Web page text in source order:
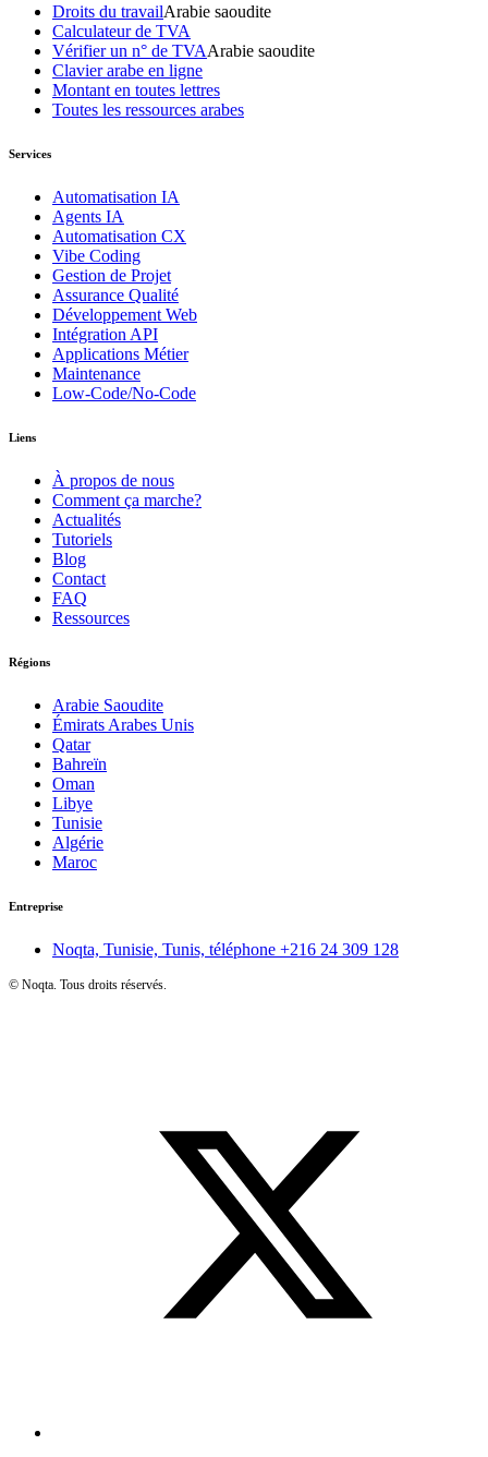
Droits du travailArabie saoudite
Calculateur de TVA
Vérifier un n° de TVAArabie saoudite
Clavier arabe en ligne
Montant en toutes lettres
Toutes les ressources arabes
Services
Automatisation IA
Agents IA
Automatisation CX
Vibe Coding
Gestion de Projet
Assurance Qualité
Développement Web
Intégration API
Applications Métier
Maintenance
Low-Code/No-Code
Liens
À propos de nous
Comment ça marche?
Actualités
Tutoriels
Blog
Contact
FAQ
Ressources
Régions
Arabie Saoudite
Émirats Arabes Unis
Qatar
Bahreïn
Oman
Libye
Tunisie
Algérie
Maroc
Entreprise
Noqta, Tunisie, Tunis, téléphone +216 24 309 128
© Noqta. Tous droits réservés.